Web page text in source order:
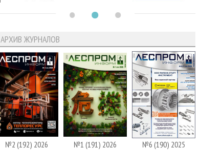
АРХИВ ЖУРНАЛОВ
№2 (192) 2026 №1 (191) 2026 №6 (190) 2025